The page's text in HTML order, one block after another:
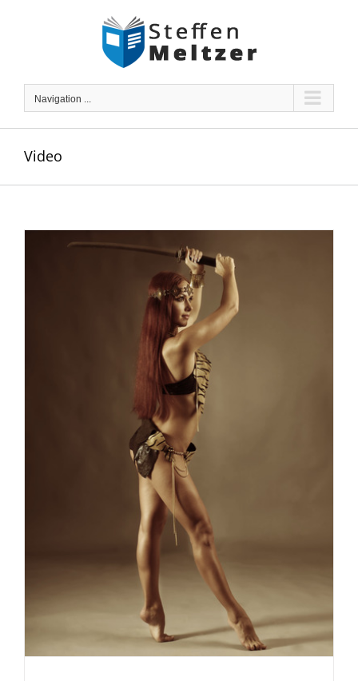
Navigation ...
Video